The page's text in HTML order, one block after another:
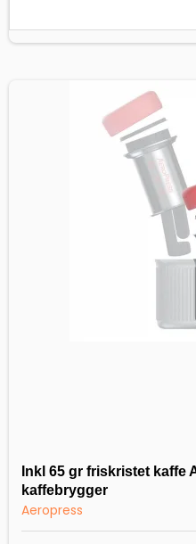
Inkl 65 gr friskristet kaffe
kaffebrygger
Aeropress